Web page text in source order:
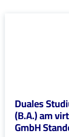
Duales
(B.A.) am
GmbH